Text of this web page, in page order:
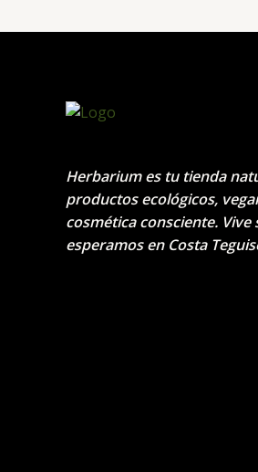
Herbarium es tu tienda
productos ecológicos,
cosmética consciente.
esperamos en Costa